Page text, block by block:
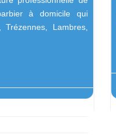
à domicile qui
Lambres,